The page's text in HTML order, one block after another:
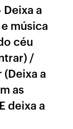
a
música
céu
/
a
as
deixa a